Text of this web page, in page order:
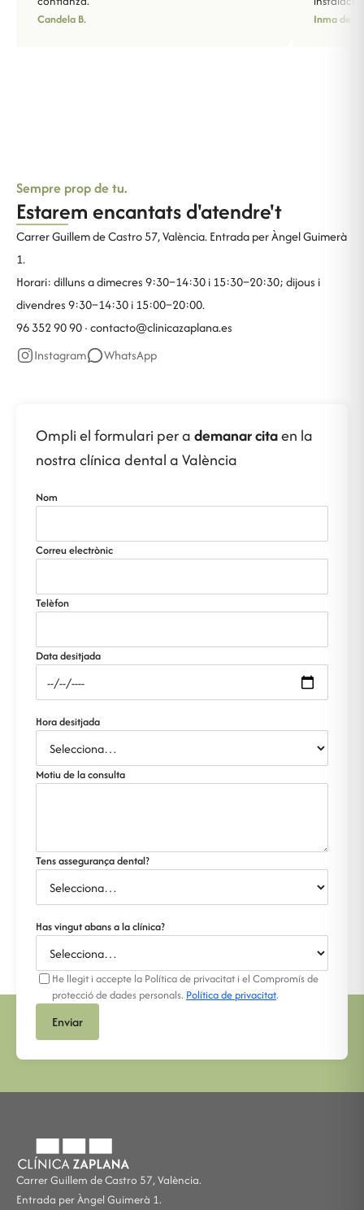
Candela B. Inma de
Sempre prop de tu.
Estarem encantats d'atendre't
Carrer Guillem de Castro 57, València. Entrada per Àngel Guimerà
1.
Horari: dilluns a dimecres 9:30–14:30 i 15:30–20:30; dijous i
divendres 9:30–14:30 i 15:00–20:00.
96 352 90 90 ·contacto@clinicazaplana.es
Instagram
WhatsApp
Ompli el formulari per ademanar citaen la
nostra clínica dental a València
Nom
Correu electrònic
Telèfon
Data desitjada
Hora desitjada
Motiu de la consulta
Tens assegurança dental?
Has vingut abans a la clínica?
He llegit i accepte la Política de privacitat i el Compromís de
protecció de dades personals. Política de privacitat.
Enviar
Carrer Guillem de Castro 57, València.
Entrada per Àngel Guimerà 1.